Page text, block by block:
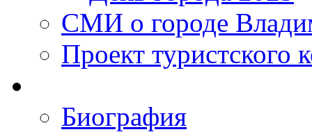
СМИ о городе
Проект туристского
Биография